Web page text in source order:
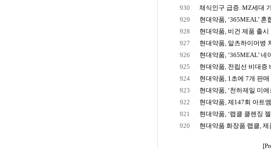
930
채식인구 급증. MZ세대
929
현대약품, ‘365MEAL’ 혼
928
현대약품, 비건 제품 출시
927
현대약품, 알츠하이머병
926
현대약품, ‘365MEAL’ 네
925
현대약품, 전립선 비대증
924
현대약품, 1초에 7개 판매
923
현대약품, ‘천하제일 미
922
현대약품, 제147회 아트
921
현대약품, ‘랩클 클렌징
920
현대약품 화장품 랩클, 제